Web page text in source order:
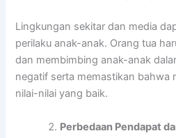
Lingkungan sekitar dan media
perilaku anak-anak. Orang tua
dan membimbing anak-anak
negatif serta memastikan bahwa
nilai-nilai yang baik.
Perbedaan Pendapat